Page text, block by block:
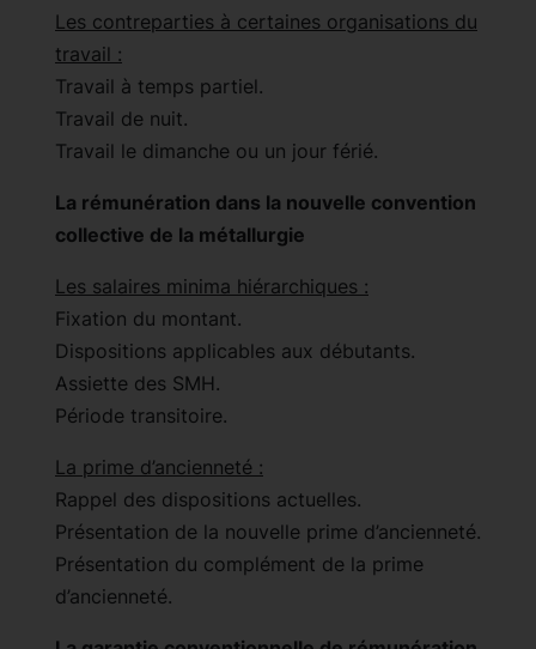
Les contreparties à certaines organisations du
travail :
Travail à temps partiel.
Travail de nuit.
Travail le dimanche ou un jour férié.
La rémunération dans la nouvelle convention
collective de la métallurgie
Les salaires minima hiérarchiques :
Fixation du montant.
Dispositions applicables aux débutants.
Assiette des SMH.
Période transitoire.
La prime d’ancienneté :
Rappel des dispositions actuelles.
Présentation de la nouvelle prime d’ancienneté.
Présentation du complément de la prime
d’ancienneté.